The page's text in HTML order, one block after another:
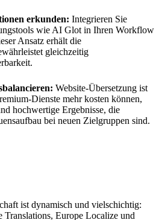
erkunden: Integrieren Sie
wie AI Glot in Ihren Workflow
Ansatz erhält die
gleichzeitig
Website-Übersetzung ist
Dienste mehr kosten können,
hochwertige Ergebnisse, die
bei neuen Zielgruppen sind.
ist dynamisch und vielschichtig:
Translations, Europe Localize und